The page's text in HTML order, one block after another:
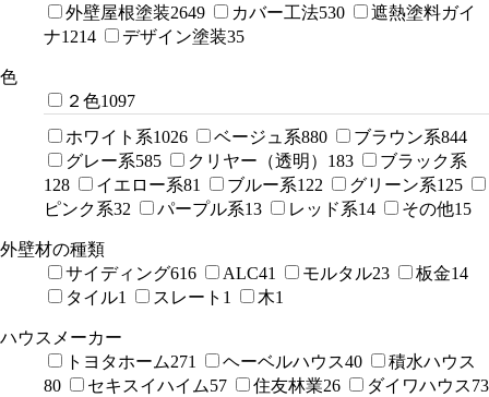
外壁屋根塗装2649 カバー工法530
遮熱塗料ガイ
ナ1214 デザイン塗装35
色
２色1097
ホワイト系1026 ベージュ系880 ブラウン系844
グレー系585 クリヤー（透明） 183
ブラック系
128
イエロー系81 ブルー系122 グリーン系125
ピンク系32 パープル系13 レッド系14 その他15
外壁材の種類
サイディング616 ALC41 モルタル23 板金14
タイル1 スレート 1 木1
ハウスメーカー
トヨタホーム271 ヘーベルハウス40
積水ハウス
80
セキスイハイム57 住友林業26 ダイワハウス73